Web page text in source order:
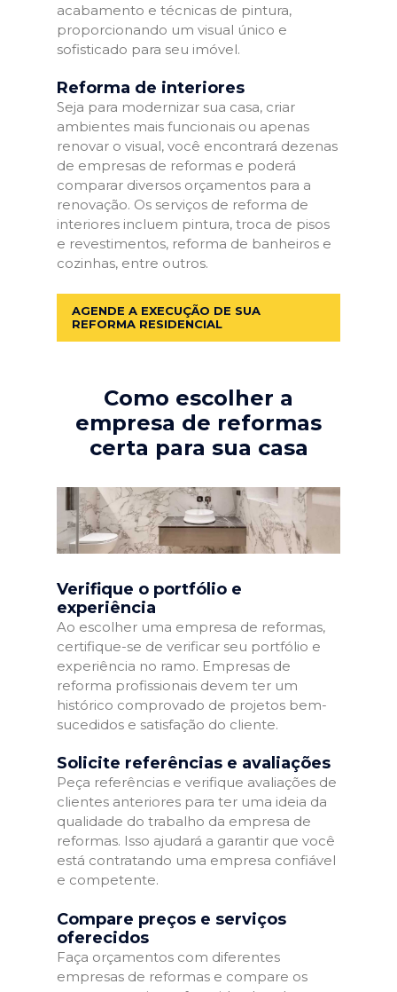
acabamento e técnicas de pintura,
proporcionando um visual único e
sofisticado para seu imóvel.
Reforma de interiores
Seja para modernizar sua casa, criar
ambientes mais funcionais ou apenas
renovar o visual, você encontrará dezenas
de empresas de reformas e poderá
comparar diversos orçamentos para a
renovação. Os serviços de reforma de
interiores incluem pintura, troca de pisos
e revestimentos, reforma de banheiros e
cozinhas, entre outros.
AGENDE A EXECUÇÃO DE SUA
REFORMA RESIDENCIAL
Como escolher a
empresa de reformas
certa para sua casa
Verifique o portfólio e
experiência
Ao escolher uma empresa de reformas,
certifique-se de verificar seu portfólio e
experiência no ramo. Empresas de
reforma profissionais devem ter um
histórico comprovado de projetos bem-
sucedidos e satisfação do cliente.
Solicite referências e avaliações
Peça referências e verifique avaliações de
clientes anteriores para ter uma ideia da
qualidade do trabalho da empresa de
reformas. Isso ajudará a garantir que você
está contratando uma empresa confiável
e competente.
Compare preços e serviços
oferecidos
Faça orçamentos com diferentes
empresas de reformas e compare os